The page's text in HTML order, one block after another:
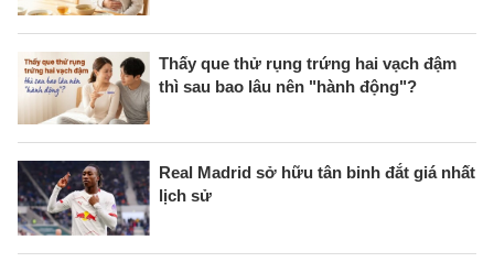
Thấy que thử rụng trứng hai vạch đậm
thì sau bao lâu nên "hành động"?
Real Madrid sở hữu tân binh đắt giá nhất
lịch sử